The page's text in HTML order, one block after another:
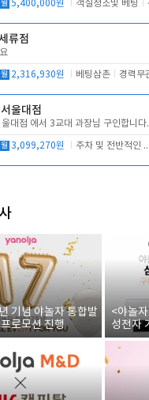
월 5,400,000원 객실청소및 베팅
류점
월 2,316,930원 베팅삼촌 경력무
울대점
대점 에서 3교대 과장님 구인합니다.
월 3,099,270원 주차 및 전반적인 당번업무
기념 야놀자 통합발
로모션 진행
<야놀
성전자